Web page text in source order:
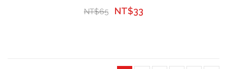
NT$65 NT$33